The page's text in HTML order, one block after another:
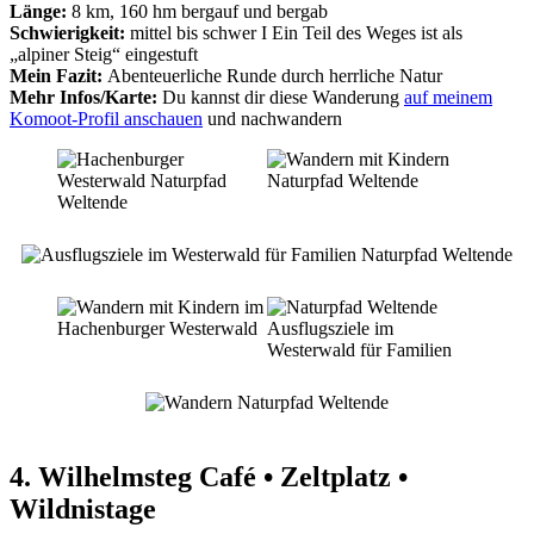
Länge: 8 km, 160 hm bergauf und bergab
Schwierigkeit: mittel bis schwer I Ein Teil des Weges ist als
„alpiner Steig“ eingestuft
Mein Fazit: Abenteuerliche Runde durch herrliche Natur
Mehr Infos/Karte: Du kannst dir diese Wanderung auf meinem
Komoot-Profil anschauen und nachwandern
4. Wilhelmsteg Café • Zeltplatz •
Wildnistage